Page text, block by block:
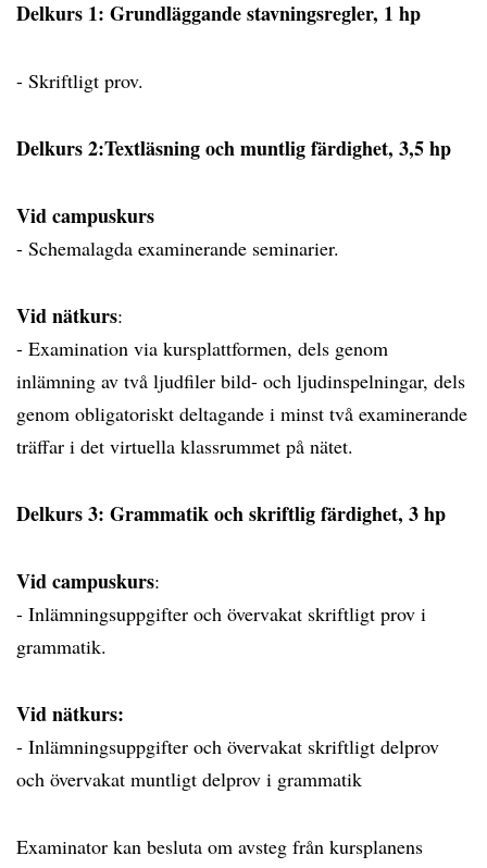
Delkurs 1: Grundläggande stavningsregler, 1 hp
- Skriftligt prov.
Delkurs 2:Textläsning och muntlig färdighet, 3,5 hp
Vid campuskurs
- Schemalagda examinerande seminarier.
Vid nätkurs:
- Examination via kursplattformen, dels genom
inlämning av två ljudfiler bild- och ljudinspelningar, dels
genom obligatoriskt deltagande i minst två examinerande
träffar i det virtuella klassrummet på nätet.
Delkurs 3: Grammatik och skriftlig färdighet, 3 hp
Vid campuskurs:
- Inlämningsuppgifter och övervakat skriftligt prov i
grammatik.
Vid nätkurs:
- Inlämningsuppgifter och övervakat skriftligt delprov
och övervakat muntligt delprov i grammatik
Examinator kan besluta om avsteg från kursplanens